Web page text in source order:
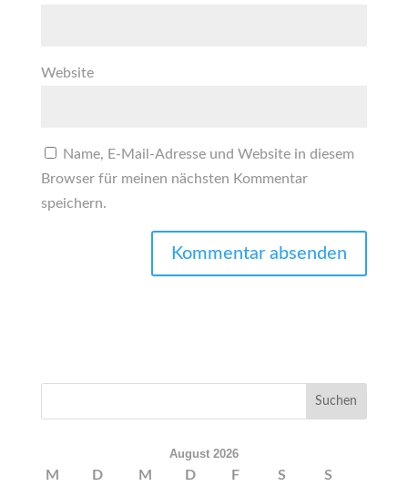
Website
Name, E-Mail-Adresse und Website in diesem
Browser für meinen nächsten Kommentar
speichern.
August 2026
M D M D F S S